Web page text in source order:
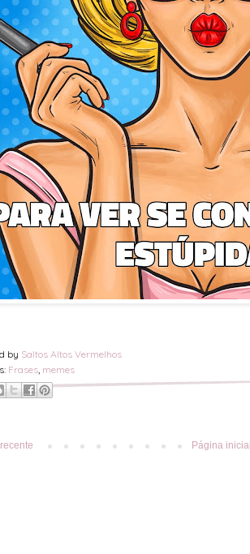
by Saltos Altos Vermelhos
Frases, memes
Página inicial